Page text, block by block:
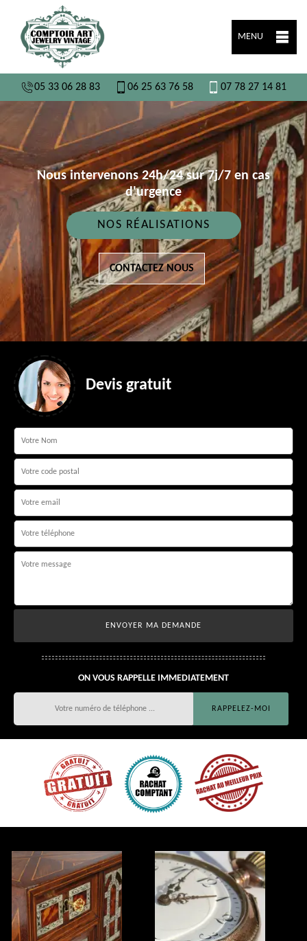
MENU
05 33 06 28 83 06 25 63 76 58 07 78 27 14 81
Nous intervenons 24h/24 sur 7j/7 en cas
d'urgence
NOS RÉALISATIONS
CONTACTEZ NOUS
Devis gratuit
ON VOUS RAPPELLE IMMEDIATEMENT